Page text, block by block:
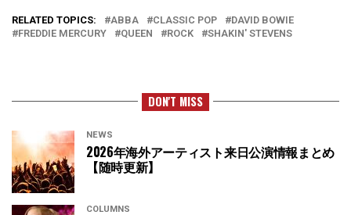
RELATED TOPICS: ABBA CLASSIC POP
DAVID BOWIE
FREDDIE MERCURY
QUEEN ROCK SHAKIN' STEVENS
DON'T MISS
NEWS
2026年海外アーティスト来日公演情報まとめ
【随時更新】
COLUMNS